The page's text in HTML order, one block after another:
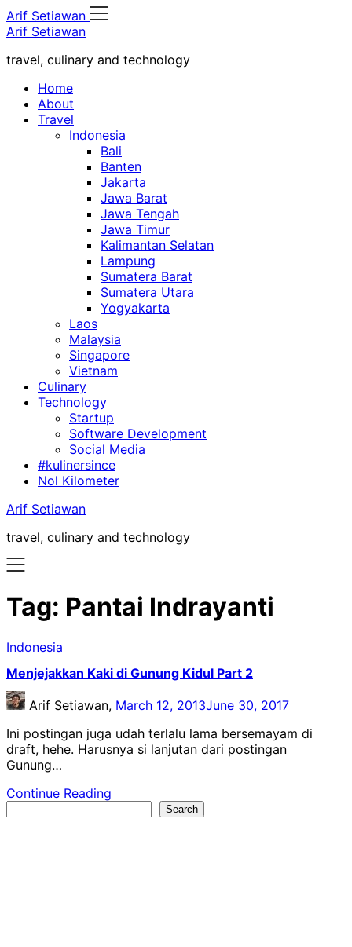
Skip
to
Arif Setiawan
Arif Setiawan
travel, culinary and technology
Home
About
Travel
Indonesia
Bali
Banten
Jakarta
Jawa Barat
Jawa Tengah
Jawa Timur
Kalimantan Selatan
Lampung
Sumatera Barat
Sumatera Utara
Yogyakarta
Laos
Malaysia
Singapore
Vietnam
Culinary
Technology
Startup
Software Development
Social Media
#kulinersince
Nol Kilometer
Arif Setiawan
travel, culinary and technology
Tag: Pantai Indrayanti
Indonesia
Menjejakkan Kaki di Gunung Kidul Part 2
Arif Setiawan, March 12, 2013June 30, 2017
Ini postingan juga udah terlalu lama bersemayam di
draft, hehe. Harusnya si lanjutan dari postingan
Gunung…
Continue Reading
Search